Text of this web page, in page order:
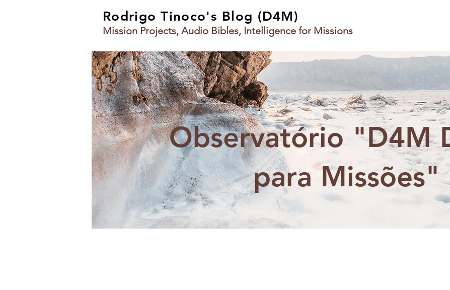
Rodrigo Tinoco's Blog (D4M)
Mission Projects, Audio Bibles, Intelligence for Missions
Observatório "D4M
para Missões"